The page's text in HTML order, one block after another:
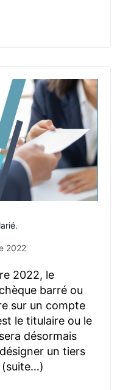
2022
2022, le
barré ou
sur un compte
le titulaire ou le
désormais
un tiers
(suite…)